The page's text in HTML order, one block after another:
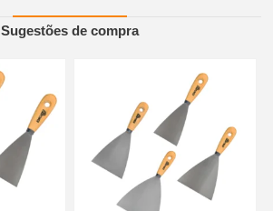
Sugestões de compra